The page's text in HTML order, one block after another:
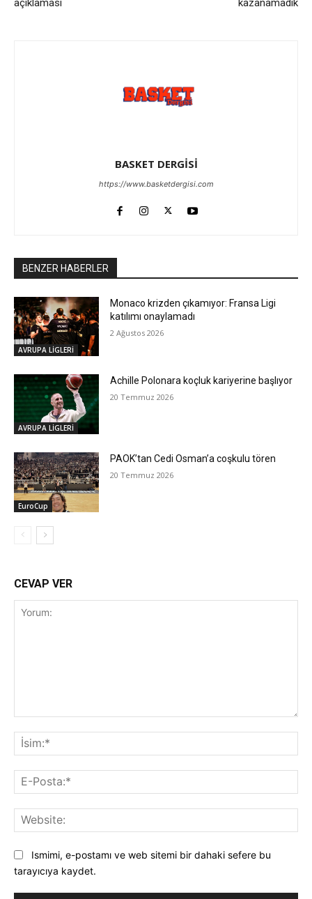
açıklaması
kazanamadık
BASKET DERGİSİ
https://www.basketdergisi.com
BENZER HABERLER
AVRUPA LİGLERİ
Monaco krizden çıkamıyor: Fransa Ligi
katılımı onaylamadı
2 Ağustos 2026
AVRUPA LİGLERİ
Achille Polonara koçluk kariyerine başlıyor
20 Temmuz 2026
EuroCup
PAOK’tan Cedi Osman’a coşkulu tören
20 Temmuz 2026
CEVAP VER
Ismimi, e-postamı ve web sitemi bir dahaki sefere bu
tarayıcıya kaydet.